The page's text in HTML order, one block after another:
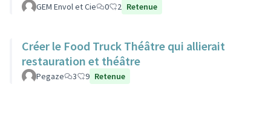
GEM Envol et Cie 0 2 Retenue
Créer le Food Truck Théâtre qui allierait
restauration et théâtre
Pegaze 3 9 Retenue